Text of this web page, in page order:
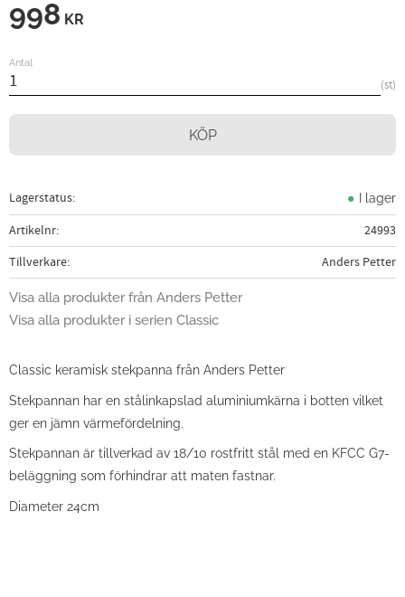
998 KR
Antal
st
KÖP
Lagerstatus I lager
Artikelnr
24993
Tillverkare
Anders Petter
Visa alla produkter från Anders Petter
Visa alla produkter i serien Classic
Classic keramisk stekpanna från Anders Petter
Stekpannan har en stålinkapslad aluminiumkärna i botten vilket
ger en jämn värmefördelning.
Stekpannan är tillverkad av 18/10 rostfritt stål med en KFCC G7-
beläggning som förhindrar att maten fastnar.
Diameter 24cm